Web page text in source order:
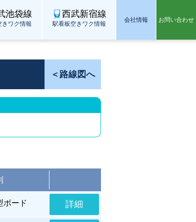
会社情報 お問い合わせ
池袋線
きワク情報
西武新宿線
駅看板空きワク情報
＜路線図へ
ボード 詳細